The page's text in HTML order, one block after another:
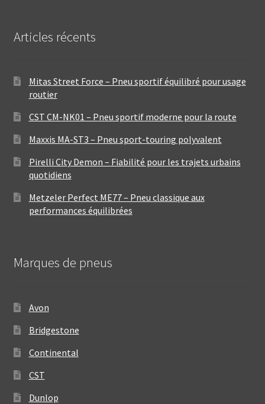
Articles récents
Mitas Street Force – Pneu sportif équilibré pour usage
routier
CST CM-NK01 – Pneu sportif moderne pour la route
Maxxis MA-ST3 – Pneu sport-touring polyvalent
Pirelli City Demon – Fiabilité pour les trajets urbains
quotidiens
Metzeler Perfect ME77 – Pneu classique aux
performances équilibrées
Marques de pneus
Avon
Bridgestone
Continental
CST
Dunlop